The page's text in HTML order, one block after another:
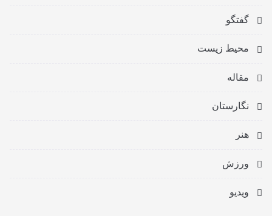
گفتگو
محیط زیست
مقاله
نگارستان
هنر
ورزش
ویدیو